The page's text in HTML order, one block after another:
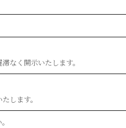
なく開示いたします。
します。